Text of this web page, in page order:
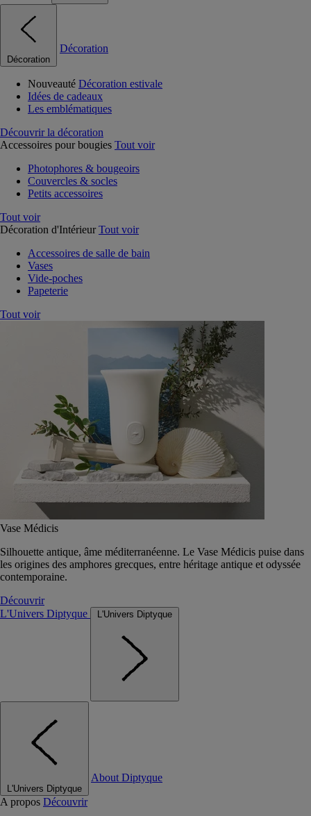
Décoration
Décoration
Nouveauté Décoration estivale
Idées de cadeaux
Les emblématiques
Découvrir la décoration
Accessoires pour bougies Tout voir
Photophores & bougeoirs
Couvercles & socles
Petits accessoires
Tout voir
Décoration d'Intérieur Tout voir
Accessoires de salle de bain
Vases
Vide-poches
Papeterie
Tout voir
Vase Médicis
Silhouette antique, âme méditerranéenne. Le Vase Médicis puise dans
les origines des amphores grecques, entre héritage antique et odyssée
contemporaine.
Découvrir
L'Univers Diptyque
L'Univers Diptyque
L'Univers Diptyque
About Diptyque
A propos Découvrir